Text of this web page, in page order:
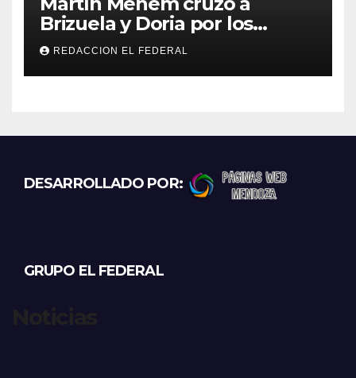
Brizuela y Doria por los
incendios en Guanchín:
“Miente descaradamente”
REDACCION EL FEDERAL
DESARROLLADO POR:
GRUPO EL FEDERAL